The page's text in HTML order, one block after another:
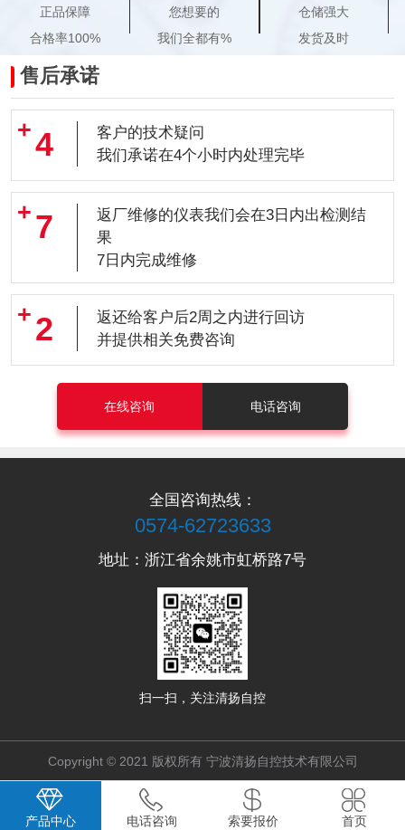
正品保障
合格率100%
您想要的
我们全都有%
仓储强大
发货及时
售后承诺
4
客户的技术疑问
我们承诺在4个小时内处理完毕
7
返厂维修的仪表我们会在3日内出检测结
果
7日内完成维修
2
返还给客户后2周之内进行回访
并提供相关免费咨询
在线咨询 电话咨询
全国咨询热线：
0574-62723633
地址：浙江省余姚市虹桥路7号
扫一扫，关注清扬自控
Copyright © 2021 版权所有 宁波清扬自控技术有限公司
产品中心 电话咨询 索要报价 首页